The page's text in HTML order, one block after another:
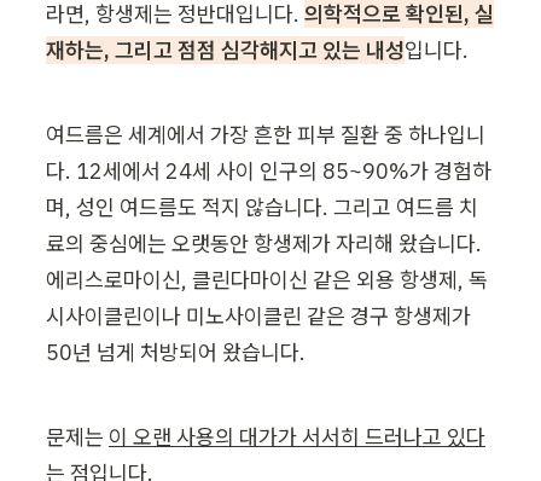
라면, 항생제는 정반대입니다. 의학적으로 확인된, 실
재하는, 그리고 점점 심각해지고 있는 내성입니다.
여드름은 세계에서 가장 흔한 피부 질환 중 하나입니
다. 12세에서 24세 사이 인구의 85~90%가 경험하
며, 성인 여드름도 적지 않습니다. 그리고 여드름 치
료의 중심에는 오랫동안 항생제가 자리해 왔습니다.
에리스로마이신, 클린다마이신 같은 외용 항생제, 독
시사이클린이나 미노사이클린 같은 경구 항생제가
50년 넘게 처방되어 왔습니다.
문제는 이 오랜 사용의 대가가 서서히 드러나고 있다
는 점입니다.